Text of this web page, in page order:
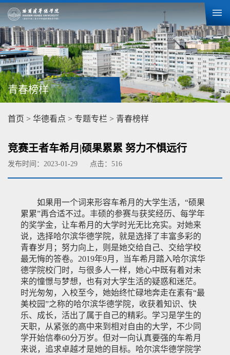
青春榜样
首页 > 华德看点 > 专题专栏 > 青春榜样
竞赛王者车希月|硕果累累 努力不惧远行
发布时间：2023-01-29 点击： 516
如果用一个词来形容车希月的大学生活，“硕果
累累”再合适不过。丰硕的参赛与获奖经历、每学年
的奖学金，让车希月的大学时光无比充实。对她来
说，选择哈尔滨华德学院，就是选择了丰富多彩的
青春岁月；努力向上，则是她交给自己、交给学校
最无悔的答卷。 2019年9月，当车希月踏入哈尔滨华
德学院校门时，与很多人一样，她心中既有着对未
来的憧憬与梦想，也有对大学生活的疑惑和迷茫。
时光匆匆，入校至今，她始终忙碌地奔走在素有“最
美校园”之称的哈尔滨华德学院，收获着知识、快
乐、成长，活出了属于自己的精彩。学习是学生的
天职，从紧张的高中来到相对自由的大学，不少同
学开始信奉60分万岁。但对一向认真要强的车希月
来说，追求卓越才是她的目标。哈尔滨华德学院学